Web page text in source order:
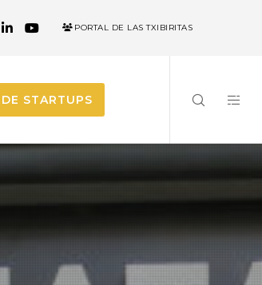
PORTAL DE LAS TXIBIRITAS
STARTUPS